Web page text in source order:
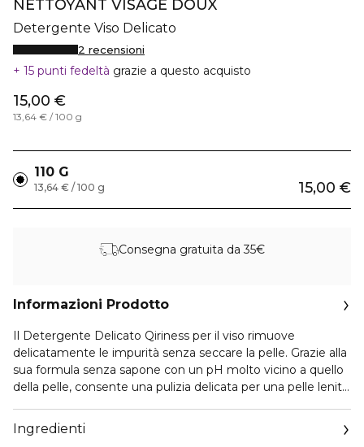
NETTOYANT VISAGE DOUX
Detergente Viso Delicato
2 recensioni
15 punti fedeltà grazie a questo acquisto
15,00 €
13,64 € / 100 g
110 G
15,00 €
13,64 € / 100 g
Consegna gratuita da 35€
Informazioni Prodotto
Il Detergente Delicato Qiriness per il viso rimuove
delicatamente le impurità senza seccare la pelle. Grazie alla
sua formula senza sapone con un pH molto vicino a quello
della pelle, consente una pulizia delicata per una pelle lenita
Molto piacevole da usare con la sua schiuma cremosa e la
sua morbida fragranza dolce e rassicurante, questa barretta
Ingredienti